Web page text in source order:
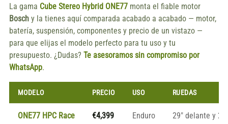
La gama Cube Stereo Hybrid ONE77monta el fiable motor
Boschy la tienes aquí comparada acabado a acabado — motor,
batería, suspensión, componentes y precio de un vistazo —
para que elijas el modelo perfecto para tu uso y tu
presupuesto. ¿Dudas? Te asesoramos sin compromiso por
WhatsApp.
MODELO PRECIO USO RUEDAS
ONE77 HPC Race €4,399 Enduro 29" delante y